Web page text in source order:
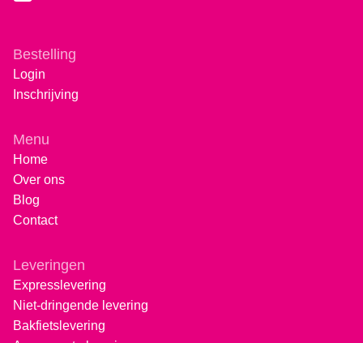
Bestelling
Login
Inschrijving
Menu
Home
Over ons
Blog
Contact
Leveringen
Expresslevering
Niet-dringende levering
Bakfietslevering